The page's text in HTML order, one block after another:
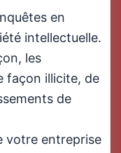
en
intellectuelle.
les
façon illicite, de
de
votre entreprise